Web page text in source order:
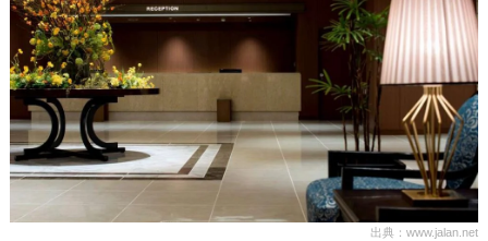
出典：www.jalan.net